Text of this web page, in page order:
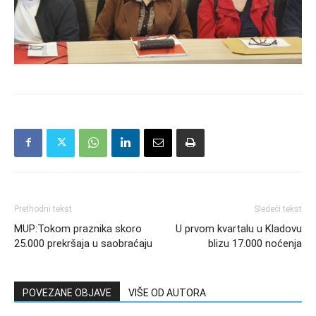
Prethodni tekst
MUP:Tokom praznika skoro
25.000 prekršaja u saobraćaju
Sledeći tekst
U prvom kvartalu u Kladovu
blizu 17.000 noćenja
POVEZANE OBJAVE VIŠE OD AUTORA